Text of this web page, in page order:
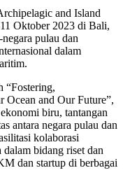
and Island
Oktober 2023 di Bali,
pulau dan
dalam
“Fostering,
and Our Future”,
biru, tantangan
antara negara pulau dan
kolaborasi
bidang riset dan
dan startup di berbagai